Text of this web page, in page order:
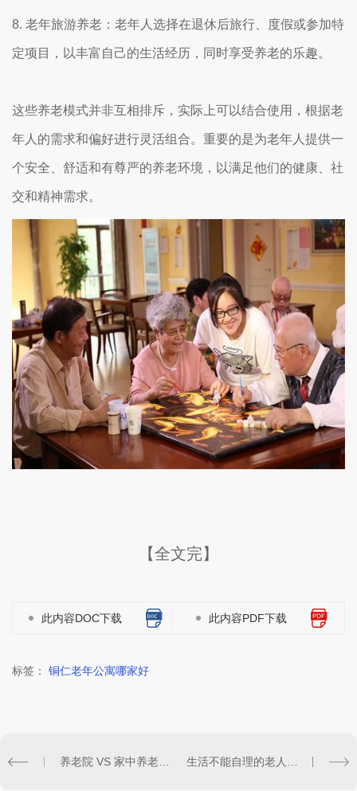
8. 老年旅游养老：老年人选择在退休后旅行、度假或参加特
定项目，以丰富自己的生活经历，同时享受养老的乐趣。
这些养老模式并非互相排斥，实际上可以结合使用，根据老
年人的需求和偏好进行灵活组合。重要的是为老年人提供一
个安全、舒适和有尊严的养老环境，以满足他们的健康、社
交和精神需求。
【全文完】
此内容DOC下载 此内容PDF下载
标签： 铜仁老年公寓哪家好